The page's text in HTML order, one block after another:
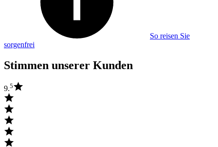
So reisen Sie
sorgenfrei
Stimmen unserer Kunden
9.5